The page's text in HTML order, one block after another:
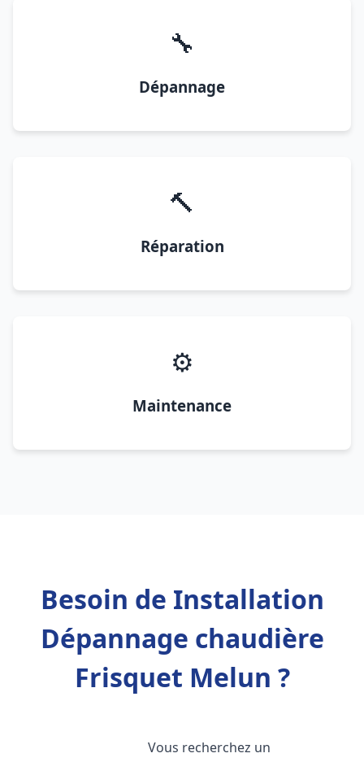
🔧
Dépannage
🔨
Réparation
⚙️
Maintenance
Besoin de Installation
Dépannage chaudière
Frisquet Melun ?
Vous recherchez un